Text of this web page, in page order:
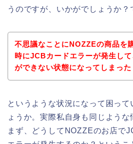
うのですが、いかがでしょうか？
不思議なことにNOZZEの商品を
時にJCBカードエラーが発生し
ができない状態になってしまった
というような状況になって困って
ょうか。実際私自身も同じような
まず、どうしてNOZZEのお店で